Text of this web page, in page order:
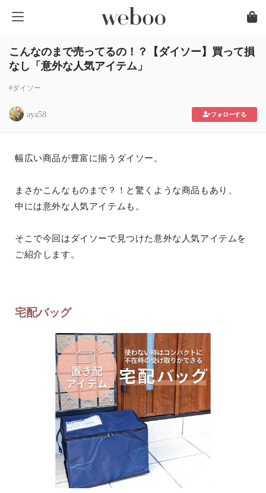
こんなのまで売ってるの！？【ダイソー】買って損
なし「意外な人気アイテム」
#ダイソー
aya58 フォローする
幅広い商品が豊富に揃うダイソー。
まさかこんなものまで？！と驚くような商品もあり、
中には意外な人気アイテムも。
そこで今回はダイソーで見つけた意外な人気アイテムを
ご紹介します。
宅配バッグ